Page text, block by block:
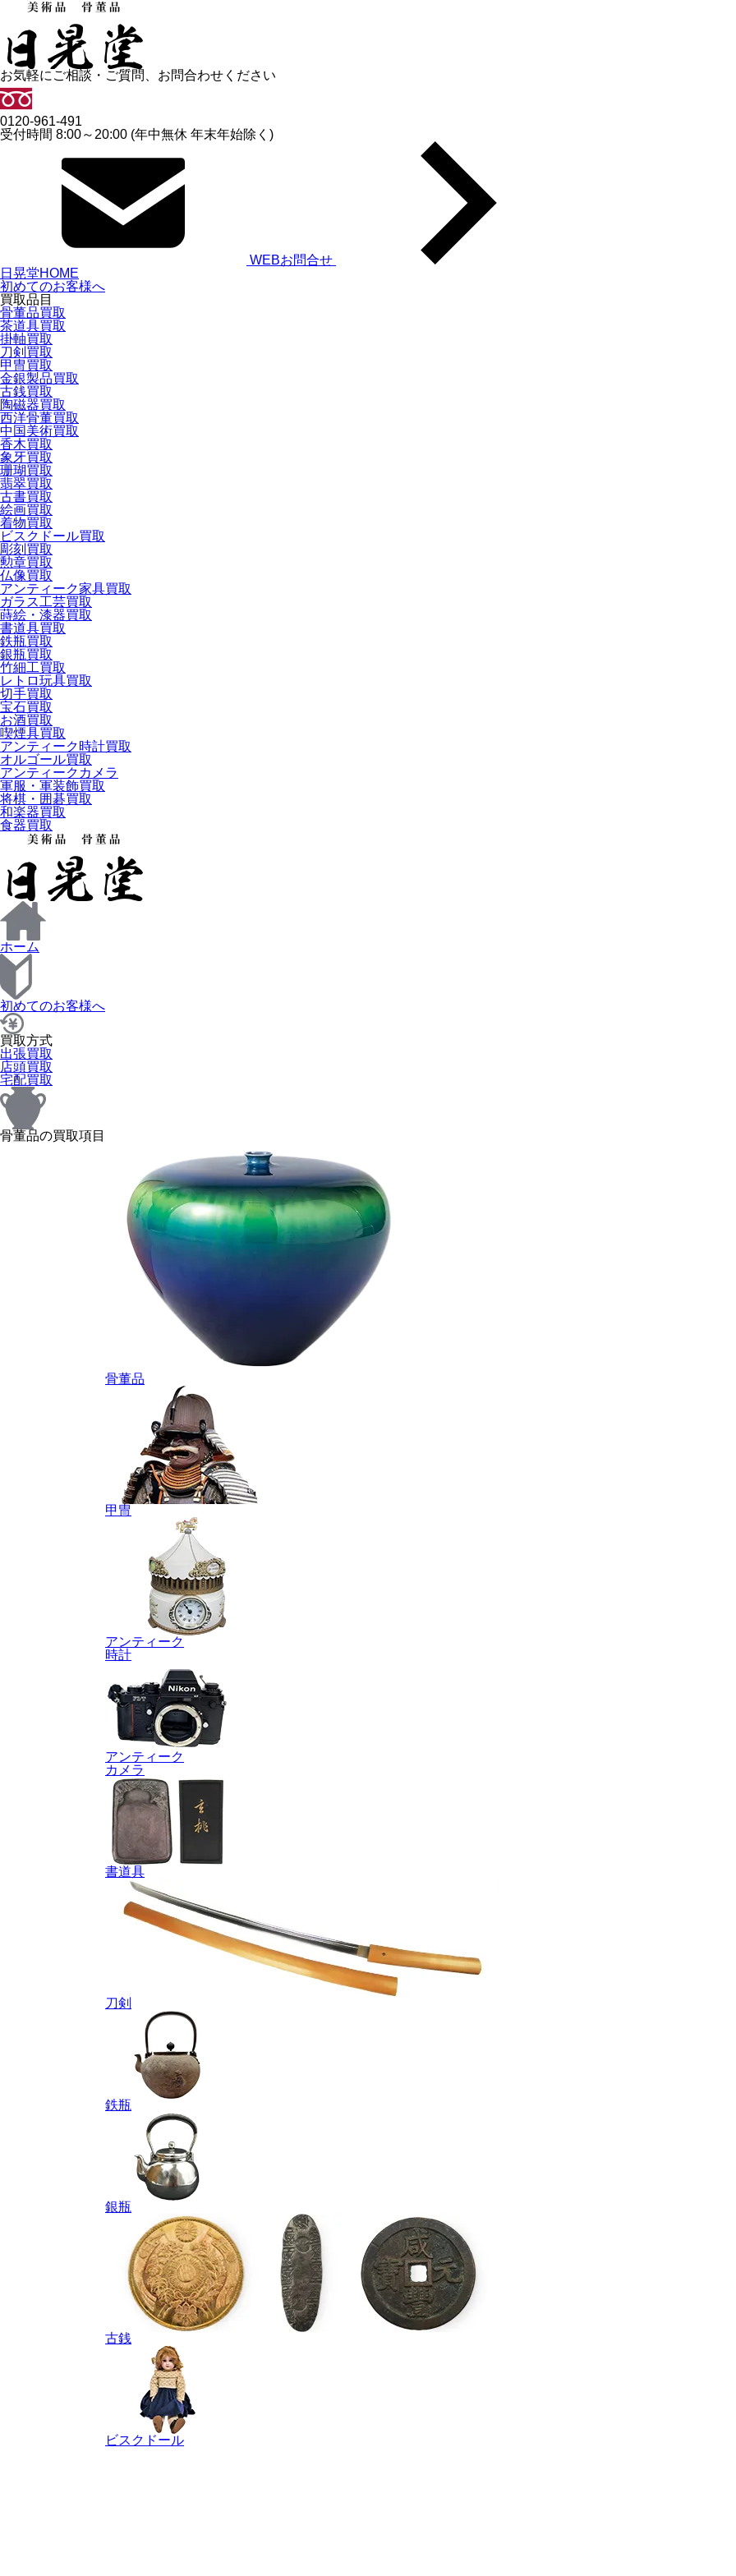
お気軽にご相談・ご質問、お問合わせください
0120-961-491
受付時間 8:00～20:00 (年中無休 年末年始除く)
WEBお問合せ
日晃堂HOME
初めてのお客様へ
買取品目
骨董品買取
茶道具買取
掛軸買取
刀剣買取
甲冑買取
金銀製品買取
古銭買取
陶磁器買取
西洋骨董買取
中国美術買取
香木買取
象牙買取
珊瑚買取
翡翠買取
古書買取
絵画買取
着物買取
ビスクドール買取
彫刻買取
勲章買取
仏像買取
アンティーク家具買取
ガラス工芸買取
蒔絵・漆器買取
書道具買取
鉄瓶買取
銀瓶買取
竹細工買取
レトロ玩具買取
切手買取
宝石買取
お酒買取
喫煙具買取
アンティーク時計買取
オルゴール買取
アンティークカメラ
軍服・軍装飾買取
将棋・囲碁買取
和楽器買取
食器買取
ホーム
初めてのお客様へ
買取方式
出張買取
店頭買取
宅配買取
骨董品の買取項目
骨董品
甲冑
アンティーク
時計
アンティーク
カメラ
書道具
刀剣
鉄瓶
銀瓶
古銭
ビスクドール